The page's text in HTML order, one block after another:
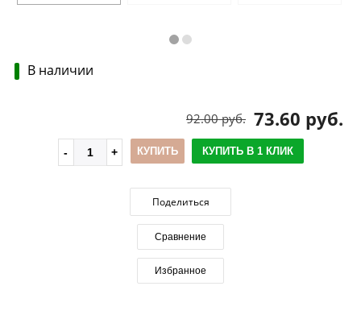
В наличии
73.60 руб.
92.00 руб.
КУПИТЬ КУПИТЬ В 1 КЛИК
Поделиться
Сравнение
Избранное